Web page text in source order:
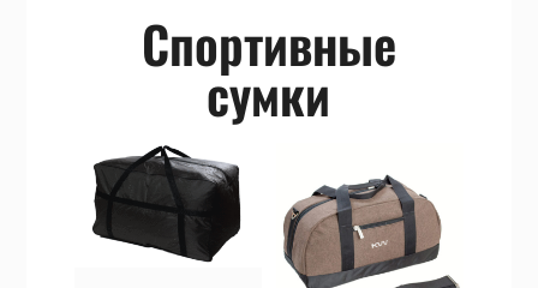
Спортивные
сумки